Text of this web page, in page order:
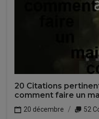
20 Citations
comment faire un
20 décembre
52